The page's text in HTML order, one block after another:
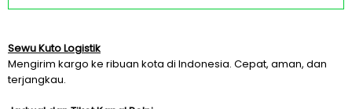
Sewu Kuto Logistik
Mengirim kargo ke ribuan kota di Indonesia. Cepat, aman, dan
terjangkau.